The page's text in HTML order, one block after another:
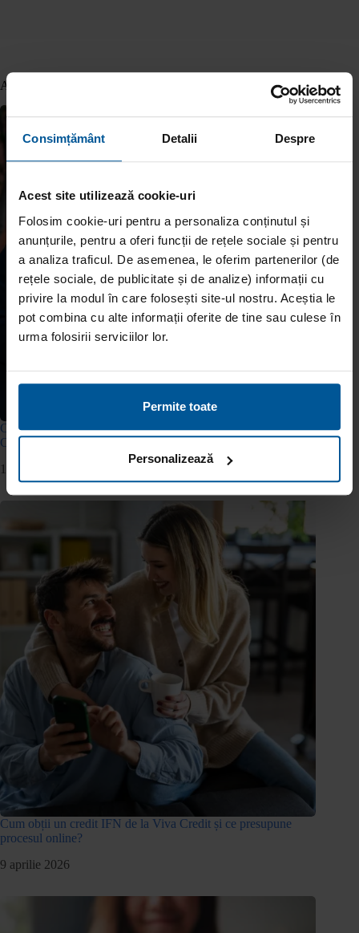
Consimțământ Detalii Despre
Acest site utilizează cookie-uri
Folosim cookie-uri pentru a personaliza conținutul și
anunțurile, pentru a oferi funcții de rețele sociale și pentru
a analiza traficul. De asemenea, le oferim partenerilor (de
rețele sociale, de publicitate și de analize) informații cu
privire la modul în care folosești site-ul nostru. Aceștia le
pot combina cu alte informații oferite de tine sau culese în
urma folosirii serviciilor lor.
Permite toate
Personalizează
Articole similare
Cum decurge procesul de verificare 100% online la Viva
Credit?
14 aprilie 2026
Cum obții un credit IFN de la Viva Credit și ce presupune
procesul online?
9 aprilie 2026